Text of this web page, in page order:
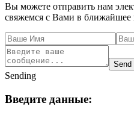
Вы можете отправить нам
свяжемся с Вами в ближайшее
Send
Sending
Введите данные: